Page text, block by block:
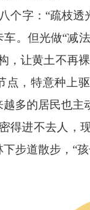
个字：“疏枝
车。但光做“减
，让黄土不再
点，特意种上
多的居民也主
进不去人，现
步道散步，“